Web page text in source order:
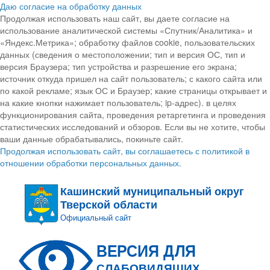
Даю согласие на обработку данных
Продолжая использовать наш сайт, вы даете согласие на
использование аналитической системы «Спутник/Аналитика» и
«Яндекс.Метрика»; обработку файлов cookie, пользовательских
данных (сведения о местоположении; тип и версия ОС, тип и
версия Браузера; тип устройства и разрешение его экрана;
источник откуда пришел на сайт пользователь; с какого сайта или
по какой рекламе; язык ОС и Браузер; какие страницы открывает и
на какие кнопки нажимает пользователь; ip-адрес). в целях
функционирования сайта, проведения ретаргетинга и проведения
статистических исследований и обзоров. Если вы не хотите, чтобы
ваши данные обрабатывались, покиньте сайт.
Продолжая использовать сайт, вы соглашаетесь с политикой в
отношении обработки персональных данных.